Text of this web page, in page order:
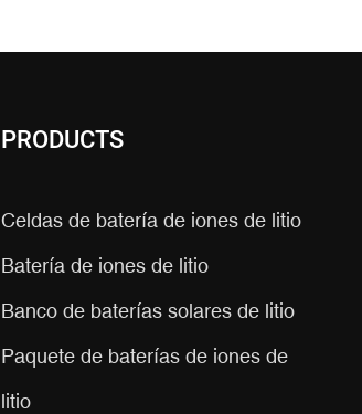
PRODUCTS
Celdas de batería de iones de litio
Batería de iones de litio
Banco de baterías solares de litio
Paquete de baterías de iones de
litio